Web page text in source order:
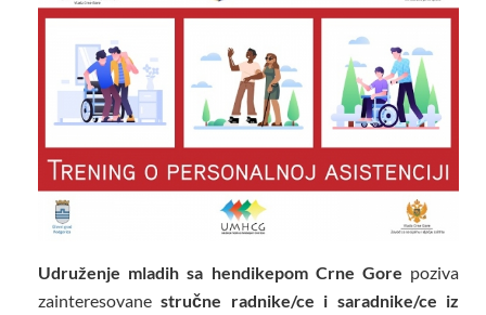
Udruženje mladih sa hendikepom Crne Gore poziva
zainteresovanestručne radnike/ce i saradnike/ce iz